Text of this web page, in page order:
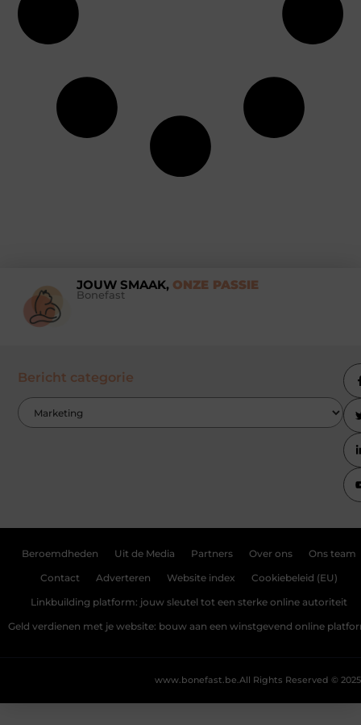
JOUW SMAAK, ONZE PASSIE
Bonefast
Bericht categorie
Beroemdheden Uit de Media Partners Over ons Ons team
Contact Adverteren Website index Cookiebeleid (EU)
Linkbuilding platform: jouw sleutel tot een sterke online autoriteit
Geld verdienen met je website: bouw aan een winstgevend online
All Rights Reserved © 2025
www.bonefast.be.